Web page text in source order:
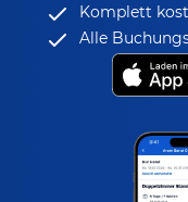
Komplett
Alle